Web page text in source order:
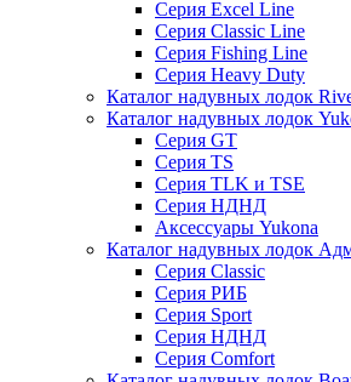
Серия Excel Line
Серия Classic Line
Серия Fishing Line
Серия Heavy Duty
Каталог надувных лодок
Каталог надувных лодок
Серия GT
Серия TS
Серия TLK и TSE
Серия НДНД
Аксессуары Yukona
Каталог надувных лодок
Серия Classic
Серия РИБ
Серия Sport
Серия НДНД
Серия Comfort